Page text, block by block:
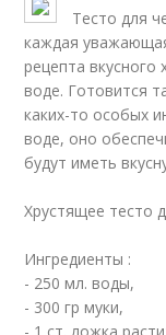
Тесто для
каждая
рецепта вкусного
воде. Готовится
каких-то особых
воде, оно
будут иметь
Хрустящее тесто
Ингредиенты :
- 250 мл. воды,
- 300 гр муки,
- 1 ст. ложка